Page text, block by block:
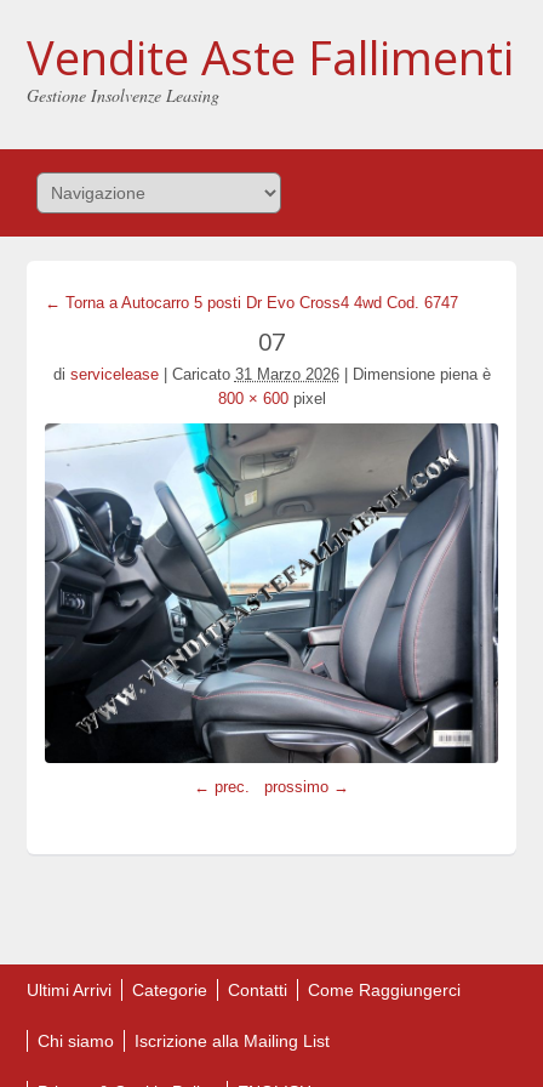
Vendite Aste Fallimenti
Gestione Insolvenze Leasing
← Torna a Autocarro 5 posti Dr Evo Cross4 4wd Cod. 6747
07
di servicelease Caricato 31 Marzo 2026
Dimensione piena è
800 × 600pixel
← prec. prossimo →
Ultimi Arrivi Categorie Contatti Come Raggiungerci
Chi siamo Iscrizione alla Mailing List